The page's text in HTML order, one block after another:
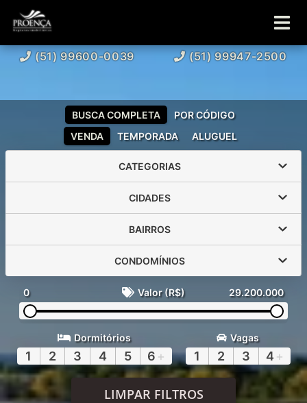
(51) 99600-0039 (51) 99947-2500
VENDA TEMPORADA ALUGUEL
BUSCA COMPLETA POR CÓDIGO
CATEGORIAS
CIDADES
BAIRROS
CONDOMÍNIOS
0 Valor (R$) 29.200.000
Dormitórios
1 2 3 4 5 6 +
Vagas
1 2 3 4 +
LIMPAR FILTROS